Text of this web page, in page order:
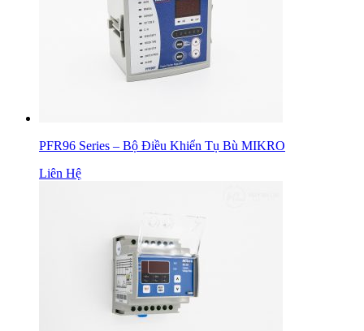
PFR96 Series – Bộ Điều Khiển Tụ Bù MIKRO
Liên Hệ